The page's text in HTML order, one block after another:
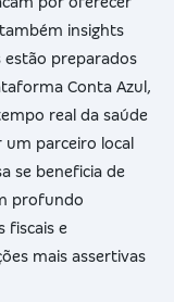
insights
estão preparados
Conta Azul,
real da saúde
parceiro local
se beneficia de
profundo
fiscais e
mais assertivas